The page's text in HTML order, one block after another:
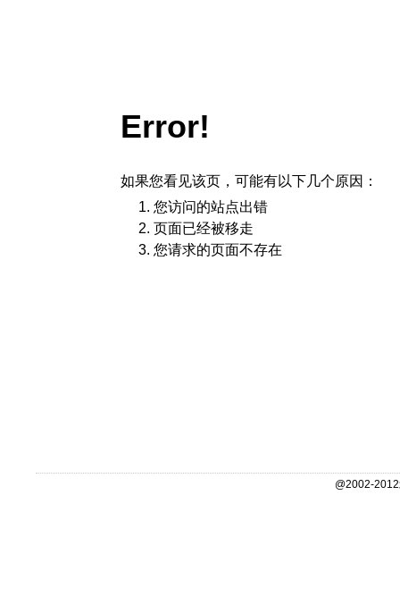
Error!
如果您看见该页，可能有以下几个原因：
您访问的站点出错
页面已经被移走
您请求的页面不存在
@2002-